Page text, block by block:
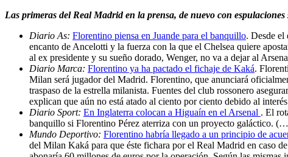
Las primeras del Real Madrid en la prensa, de nuevo con
Diario As: Florentino piensa en Juande para el banquillo. Desde el
encanto de Ancelotti y la fuerza con la que el Chelsea quiere
al ex presidente y su sueño dorado, Wenger, no va a dejar al
Diario Marca: Florentino ya ha pactado el fichaje de Kaká.
Milan será jugador del Madrid. Florentino, que anunciará
traspaso de la estrella milanista. Fuentes del club rossonero
explican que aún no está atado al ciento por ciento debido al
Diario Sport: En Inglaterra colocan a Higuaín en el Arsenal . El
banquillo si Florentino Pérez aterriza con un proyecto galáctico.
Mundo Deportivo: Florentino habría llegado a un principio de
del Milan Kaká para que éste fichara por el Real Madrid en caso